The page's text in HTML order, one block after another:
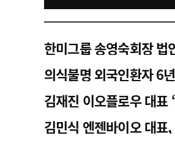
한미그룹 송영숙회장
의식불명 외국인환자 6
김재진 이오플로우 대표
김민식 엔젠바이오 대